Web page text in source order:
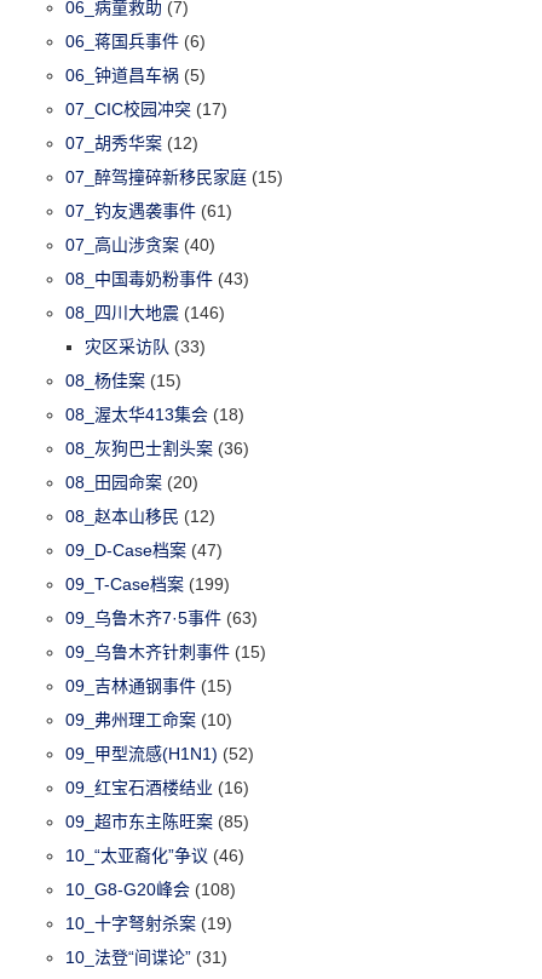
06_病童救助 (7)
06_蒋国兵事件 (6)
06_钟道昌车祸 (5)
07_CIC校园冲突 (17)
07_胡秀华案 (12)
07_醉驾撞碎新移民家庭 (15)
07_钓友遇袭事件 (61)
07_高山涉贪案 (40)
08_中国毒奶粉事件 (43)
08_四川大地震 (146)
灾区采访队 (33)
08_杨佳案 (15)
08_渥太华413集会 (18)
08_灰狗巴士割头案 (36)
08_田园命案 (20)
08_赵本山移民 (12)
09_D-Case档案 (47)
09_T-Case档案 (199)
09_乌鲁木齐7·5事件 (63)
09_乌鲁木齐针刺事件 (15)
09_吉林通钢事件 (15)
09_弗州理工命案 (10)
09_甲型流感(H1N1) (52)
09_红宝石酒楼结业 (16)
09_超市东主陈旺案 (85)
10_“太亚裔化”争议 (46)
10_G8-G20峰会 (108)
10_十字弩射杀案 (19)
10_法登“间谍论” (31)